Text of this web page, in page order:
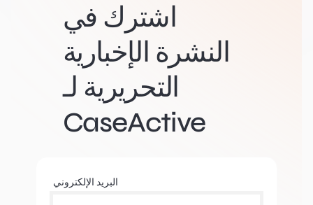
اشترك في
النشرة الإخبارية
التحريرية لـ
CaseActive
البريد الإلكتروني